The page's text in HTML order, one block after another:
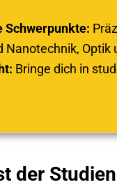
Schwerpunkte:
Nanotechnik,
Bringe dich in
der